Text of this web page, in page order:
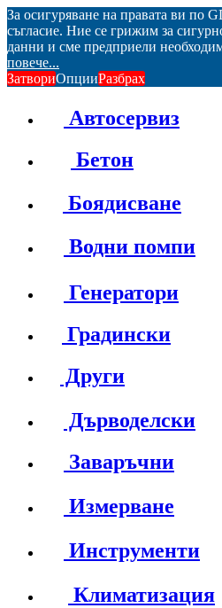
За осигуряване на правата ви по
съгласие. Ние се грижим за
данни и сме предприели
повече...
ЗатвориОпцииРазбрах
Автосервиз
Бетон
Боядисване
Водни помпи
Генератори
Градински
Други
Дърводелски
Заваръчни
Измерване
Инструменти
Климатизация